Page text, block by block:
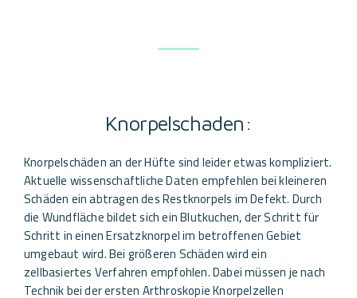
Knorpelschaden:
Knorpelschäden an der Hüfte sind leider etwas kompliziert.
Aktuelle wissenschaftliche Daten empfehlen bei kleineren
Schäden ein abtragen des Restknorpels im Defekt. Durch
die Wundfläche bildet sich ein Blutkuchen, der Schritt für
Schritt in einen Ersatzknorpel im betroffenen Gebiet
umgebaut wird. Bei größeren Schäden wird ein
zellbasiertes Verfahren empfohlen. Dabei müssen je nach
Technik bei der ersten Arthroskopie Knorpelzellen